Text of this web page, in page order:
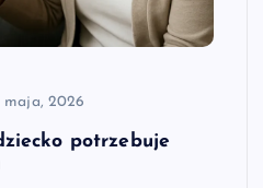
maja, 2026
potrzebuje